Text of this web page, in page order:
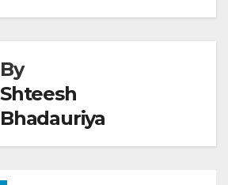
By
Shteesh
Bhadauriya